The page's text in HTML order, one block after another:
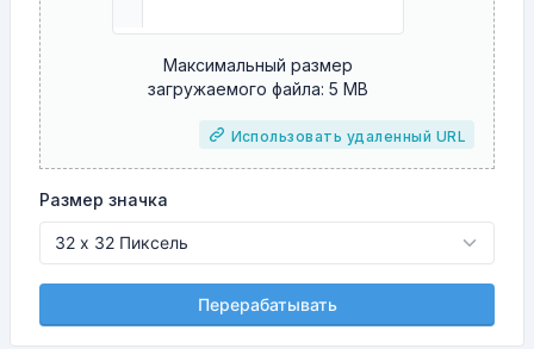
Максимальный размер
загружаемого файла: 5 MB
Использовать удаленный URL
Размер значка
Перерабатывать